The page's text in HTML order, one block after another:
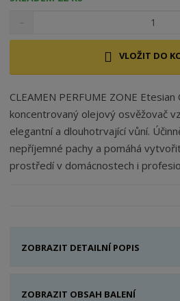
VLOŽIT DO
CLEAMEN PERFUME ZONE
koncentrovaný olejový osvěžovač
elegantní a dlouhotrvající vůní.
nepříjemné pachy a pomáhá
prostředí v domácnostech i
ZOBRAZIT DETAILNÍ POPIS
ZOBRAZIT OBSAH BALENÍ